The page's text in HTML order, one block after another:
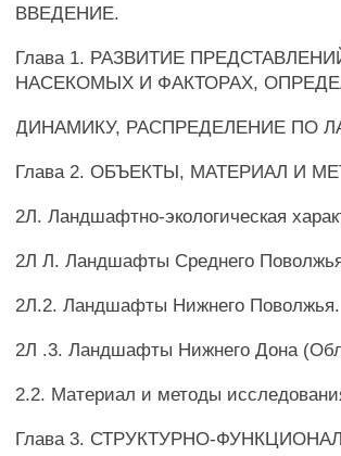
ВВЕДЕНИЕ.
Глава 1. РАЗВИТИЕ
НАСЕКОМЫХ И ФАКТОРАХ,
ДИНАМИКУ, РАСПРЕДЕЛЕНИЕ ПО
Глава 2. ОБЪЕКТЫ, МАТЕРИАЛ И
2Л. Ландшафтно-экологическая
2Л Л. Ландшафты Среднего
2Л.2. Ландшафты Нижнего Поволжья.
2Л .3. Ландшафты Нижнего Дона
2.2. Материал и методы
Глава 3. СТРУКТУРНО-